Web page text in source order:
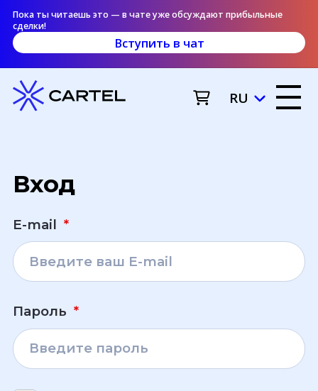
Пока ты читаешь это — в чате уже обсуждают прибыльные
сделки!
Вступить в чат
RU
Вход
E-mail *
Пароль *